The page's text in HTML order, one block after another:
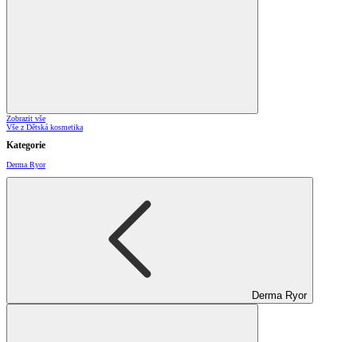
Zobrazit vše
Vše z Dětská kosmetika
Kategorie
Derma Ryor
Derma Ryor